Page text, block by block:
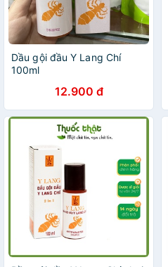
Dầu gội đầu Y Lang Chí
100ml
12.900 đ